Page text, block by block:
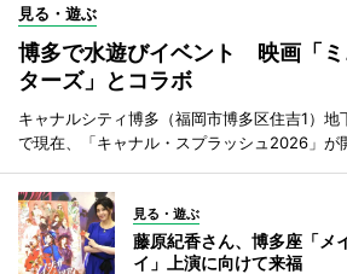
見る・遊ぶ
博多で水遊びイベント 映画「ミ
ターズ」とコラボ
キャナルシティ博多（福岡市博多区住吉1）地
で現在、「キャナル・スプラッシュ2026」が
見る・遊ぶ
藤原紀香さん、博多座「メ
イ」上演に向けて来福